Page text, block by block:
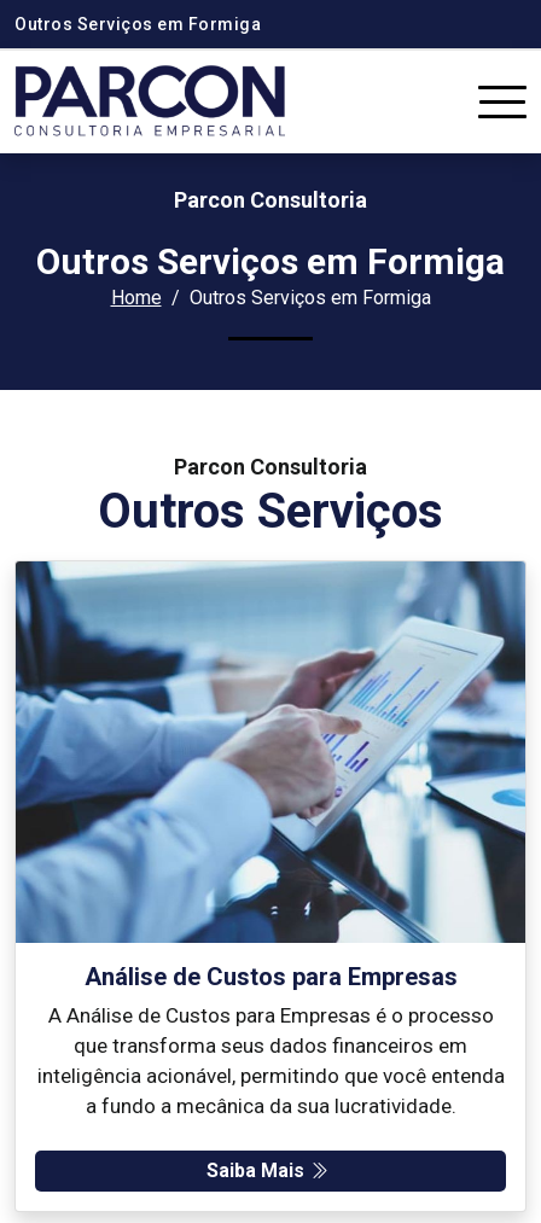
Outros Serviços em Formiga
Parcon Consultoria
Outros Serviços em Formiga
Home Outros Serviços em Formiga
Parcon Consultoria
Outros Serviços
Análise de Custos para Empresas
A Análise de Custos para Empresas é o processo
que transforma seus dados financeiros em
inteligência acionável, permitindo que você entenda
a fundo a mecânica da sua lucratividade.
Saiba Mais